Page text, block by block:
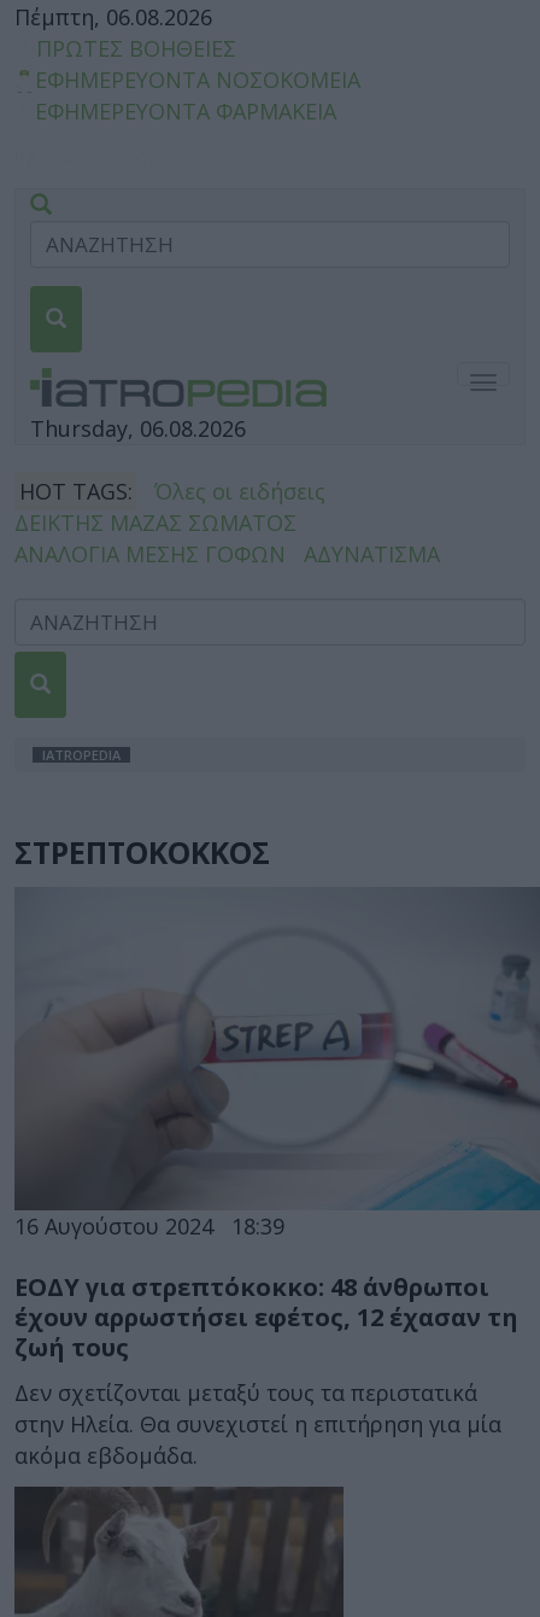
Πέμπτη, 06.08.2026
ΠΡΩΤΕΣ ΒΟΗΘΕΙΕΣ
ΕΦΗΜΕΡΕΥΟΝΤΑ ΝΟΣΟΚΟΜΕΙΑ
ΕΦΗΜΕΡΕΥΟΝΤΑ ΦΑΡΜΑΚΕΙΑ
Thursday, 06.08.2026
HOT TAGS:
Όλες οι ειδήσεις
ΔΕΙΚΤΗΣ ΜΑΖΑΣ ΣΩΜΑΤΟΣ
ΑΝΑΛΟΓΙΑ ΜΕΣΗΣ ΓΟΦΩΝ
ΑΔΥΝΑΤΙΣΜΑ
IATROPEDIA
ΣΤΡΕΠΤΟΚΟΚΚΟΣ
16 Αυγούστου 2024 18:39
ΕΟΔΥ για στρεπτόκοκκο: 48 άνθρωποι
έχουν αρρωστήσει εφέτος, 12 έχασαν τη
ζωή τους
Δεν σχετίζονται μεταξύ τους τα περιστατικά
στην Ηλεία. Θα συνεχιστεί η επιτήρηση για μία
ακόμα εβδομάδα.